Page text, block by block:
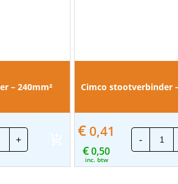
– 240mm²
+
Cimco stootverbinder
€ 0,41
€0,50
inc. btw
-
-